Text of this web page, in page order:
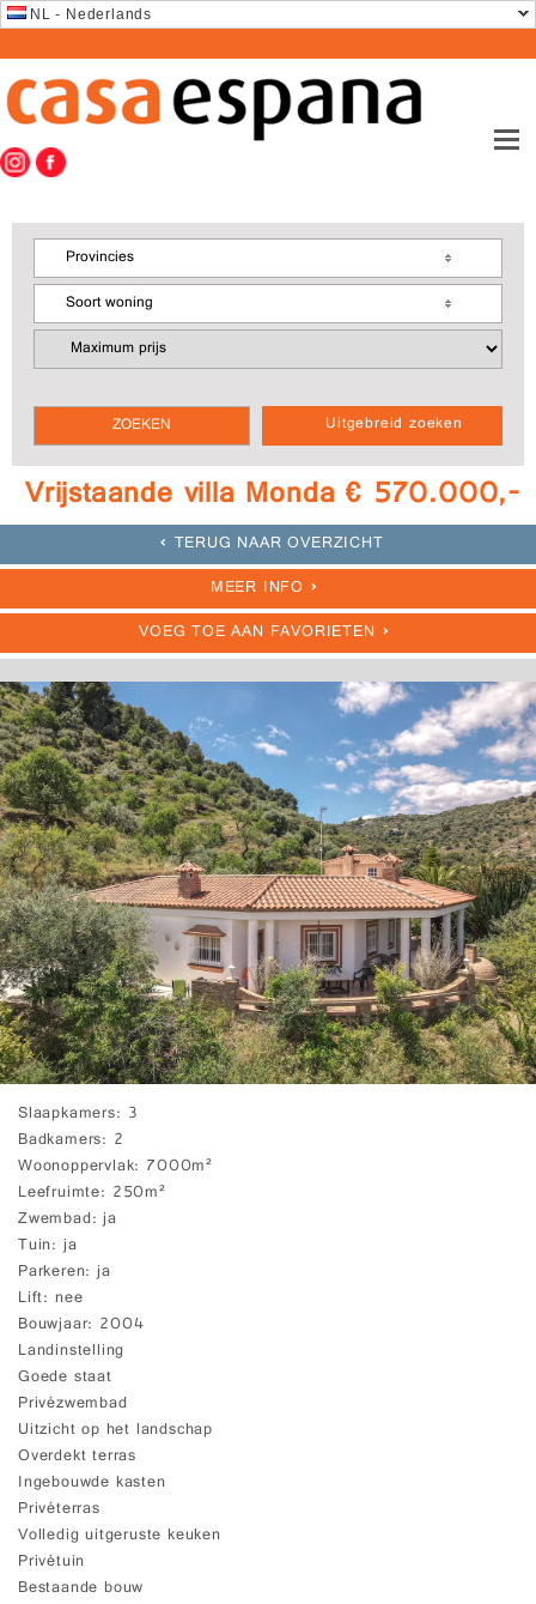
NL - Nederlands
Uitgebreid zoeken
Provincies
Soort woning
Vrijstaande villa Monda € 570.000,-
TERUG NAAR OVERZICHT
MEER INFO
VOEG TOE AAN FAVORIETEN
Slaapkamers 3
Badkamers 2
Woonoppervlak 7000m²
Leefruimte 250m²
Zwembad ja
Tuin ja
Parkeren ja
Lift nee
Bouwjaar 2004
Landinstelling
Goede staat
Privézwembad
Uitzicht op het landschap
Overdekt terras
Ingebouwde kasten
Privéterras
Volledig uitgeruste keuken
Privétuin
Bestaande bouw